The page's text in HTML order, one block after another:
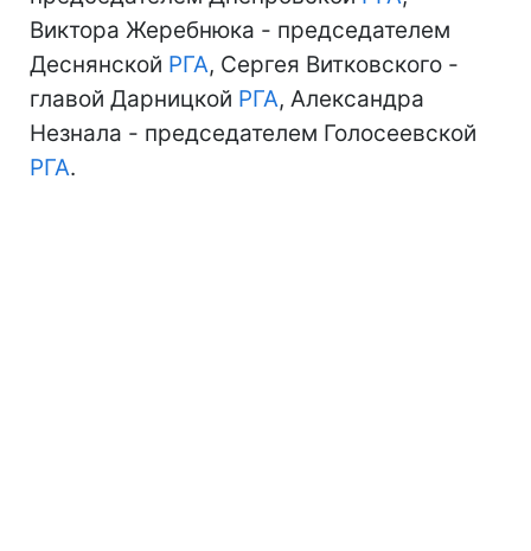
Виктора Жеребнюка - председателем
Деснянской РГА, Сергея Витковского -
главой Дарницкой РГА, Александра
Незнала - председателем Голосеевской
РГА.